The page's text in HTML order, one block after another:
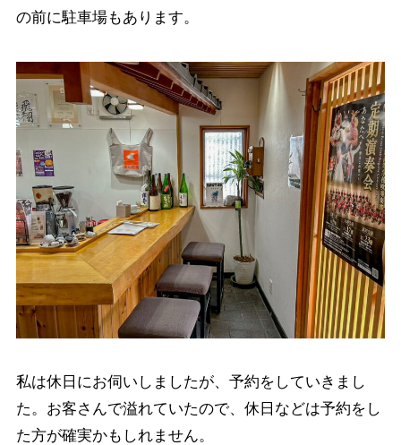
の前に駐車場もあります。
私は休日にお伺いしましたが、予約をしていきまし
た。お客さんで溢れていたので、休日などは予約をし
た方が確実かもしれません。